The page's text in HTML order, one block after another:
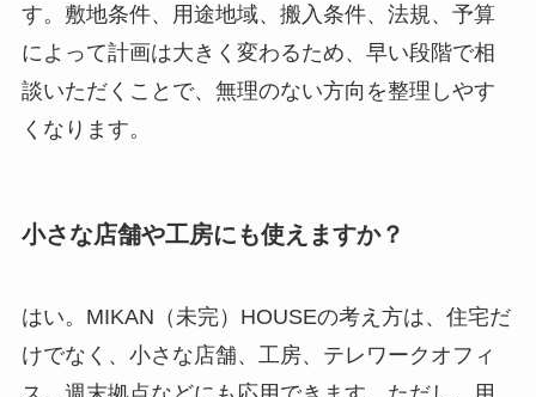
す。敷地条件、用途地域、搬入条件、法規、予算
によって計画は大きく変わるため、早い段階で相
談いただくことで、無理のない方向を整理しやす
くなります。
小さな店舗や工房にも使えますか？
はい。MIKAN（未完）HOUSEの考え方は、住宅だ
けでなく、小さな店舗、工房、テレワークオフィ